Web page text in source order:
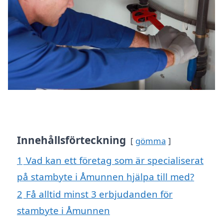
Innehållsförteckning gömma
1 Vad kan ett företag som är specialiserat
på stambyte i Åmunnen hjälpa till med?
2 Få alltid minst 3 erbjudanden för
stambyte i Åmunnen